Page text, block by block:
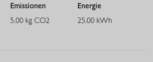
Emissionen
5.00 kg CO2
Energie
25.00 kWh